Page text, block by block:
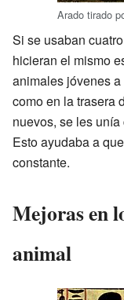
Arado tirado
Si se usaban
hicieran el mismo
animales jóvenes
como en la trasera
nuevos, se les
Esto ayudaba a
constante.
Mejoras en
animal